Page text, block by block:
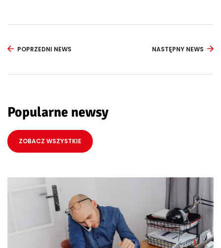
POPRZEDNI NEWS NASTĘPNY NEWS
Popularne newsy
ZOBACZ WSZYSTKIE